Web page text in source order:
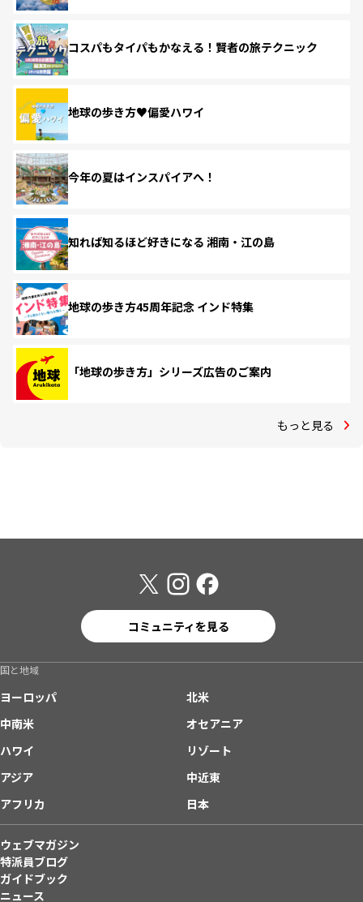
コスパもタイパもかなえる！賢者の旅テクニック
地球の歩き方♥偏愛ハワイ
今年の夏はインスパイアへ！
知れば知るほど好きになる 湘南・江の島
地球の歩き方45周年記念 インド特集
「地球の歩き方」シリーズ広告のご案内
もっと見る
コミュニティを見る
国と地域
ヨーロッパ
北米
中南米
オセアニア
ハワイ
リゾート
アジア
中近東
アフリカ
日本
ウェブマガジン
特派員ブログ
ガイドブック
ニュース